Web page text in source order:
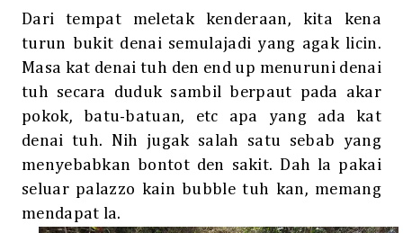
Dari tempat meletak kenderaan, kita kena
turun bukit denai semulajadi yang agak licin.
Masa kat denai tuh den end up menuruni denai
tuh secara duduk sambil berpaut pada akar
pokok, batu-batuan, etc apa yang ada kat
denai tuh. Nih jugak salah satu sebab yang
menyebabkan bontot den sakit. Dah la pakai
seluar palazzo kain bubble tuh kan, memang
mendapat la.